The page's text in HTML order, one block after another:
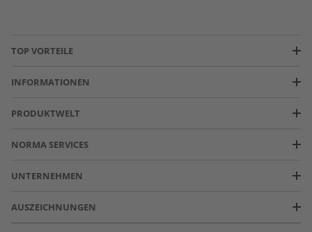
TOP VORTEILE
INFORMATIONEN
PRODUKTWELT
NORMA SERVICES
UNTERNEHMEN
AUSZEICHNUNGEN